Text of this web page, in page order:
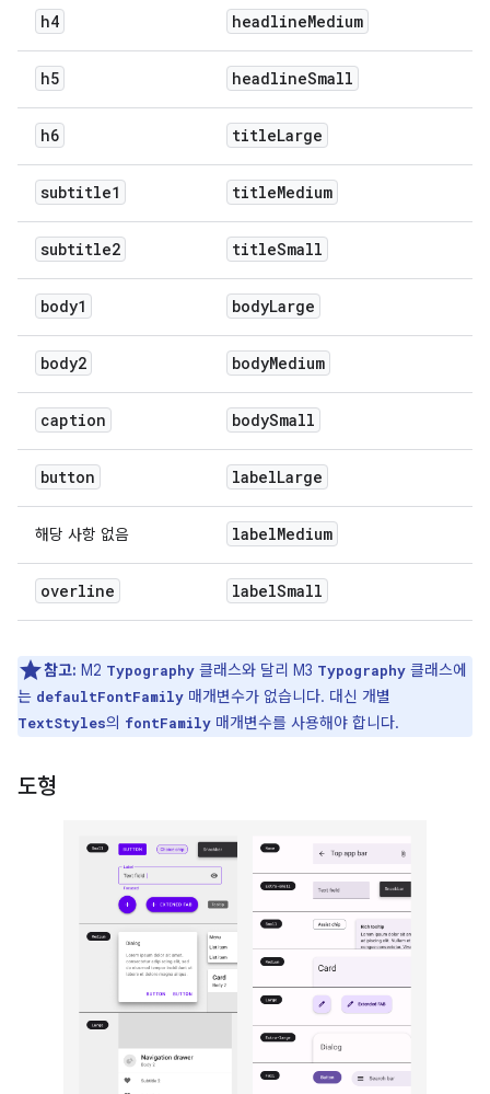
h4 headlineMedium
h5 headlineSmall
h6 titleLarge
subtitle1 titleMedium
subtitle2 titleSmall
body1 bodyLarge
body2 bodyMedium
caption bodySmall
button labelLarge
해당 사항 없음 labelMedium
overline labelSmall
참고: M2 Typography 클래스와 달리 M3 Typography 클래스에
는 defaultFontFamily 매개변수가 없습니다. 대신 개별
TextStyles의 fontFamily 매개변수를 사용해야 합니다.
도형